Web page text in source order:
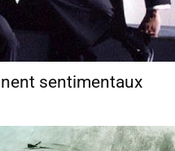
sentimentaux